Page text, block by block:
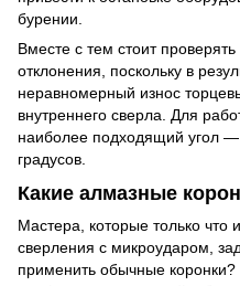
бурении.
Вместе с тем стоит
отклонения, поскольку в
неравномерный износ
внутреннего сверла. Для
наиболее подходящий угол
градусов.
Какие алмазные
Мастера, которые только что
сверления с микроударом,
применить обычные